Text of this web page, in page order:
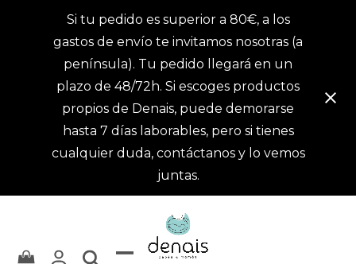
Si tu pedido es superior a 80€, a los
gastos de envío te invitamos nosotras (a
península). Tu pedido llegará en un
plazo de 48/72h. Si escoges productos
propios de Denais, puede demorarse
hasta 7 días laborables, pero si tienes
cualquier duda, contáctanos y lo vemos
juntas.